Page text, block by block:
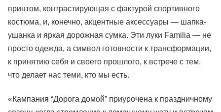
принтом, контрастирующая с фактурой спортивного
костюма, и, конечно, акцентные аксессуары — шапка-
ушанка и яркая дорожная сумка. Эти луки Familia — не
просто одежда, а символ готовности к трансформации,
к принятию себя и своего прошлого, к встрече с тем,
что делает нас теми, кто мы есть.
«Кампания “Дорога домой” приурочена к праздничному